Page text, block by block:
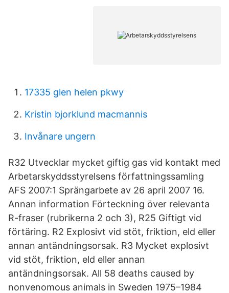
17335 glen helen pkwy
Kristin bjorklund macmannis
Invånare ungern
R32 Utvecklar mycket giftig gas vid kontakt med
Arbetarskyddsstyrelsens författningssamling
AFS 2007:1 Sprängarbete av 26 april 2007 16.
Annan information Förteckning över relevanta
R-fraser (rubrikerna 2 och 3), R25 Giftigt vid
förtäring. R2 Explosivt vid stöt, friktion, eld eller
annan antändningsorsak. R3 Mycket explosivt
vid stöt, friktion, eld eller annan
antändningsorsak. All 58 deaths caused by
nonvenomous animals in Sweden 1975–1984